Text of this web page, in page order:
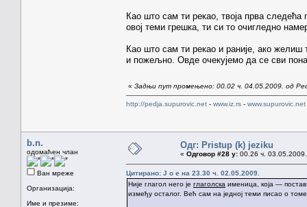
Као што сам ти рекао, твоја прва
овој теми грешка, ти си то очигледно
Као што сам ти рекао и раније, ако
и пожељно. Овде очекујемо да се сви
« Задњи пут промењено: 00.02 ч. 04.05.2009. од
http://pedja.supurovic.net - www.iz.rs - www.supurovic.net
b.n.
одомаћен члан
Ван мреже
Организација:
Име и презиме:
Одг: Pristup (k) jeziku
« Одговор #28 у: 00.26 ч.
Цитирано: J o e на 23.30 ч. 02.05.2009.
Није глагол него је глаголска именица, која —
између осталог. Већ сам на једној теми писао о